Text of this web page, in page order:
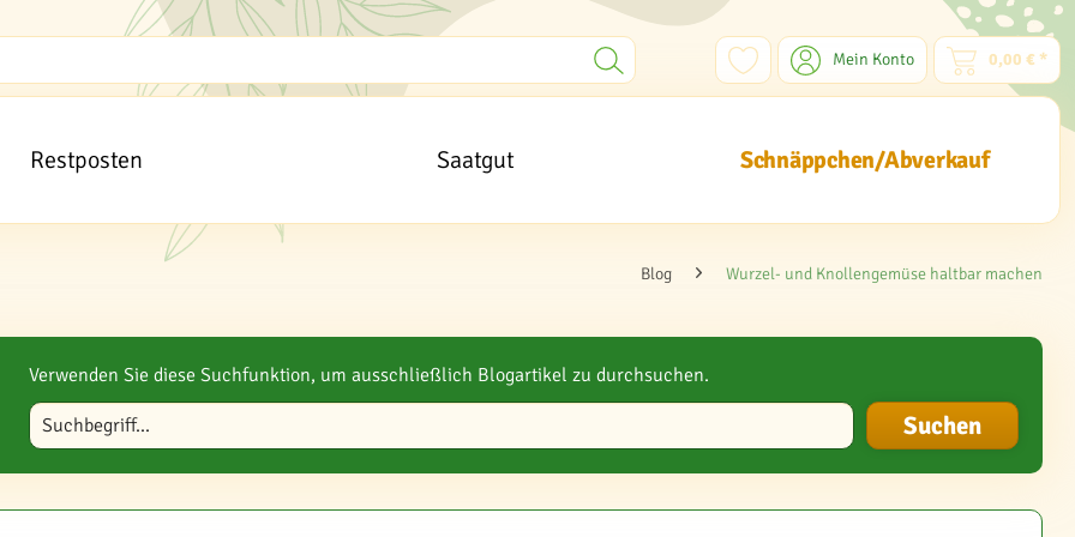
Mein Konto 0,00 € *
Restposten Saatgut Schnäppchen/Abverkauf
Blog Wurzel- und Knollengemüse haltbar machen
Verwenden Sie diese Suchfunktion, um ausschließlich Blogartikel zu durchsuchen.
Blog durchsuchen